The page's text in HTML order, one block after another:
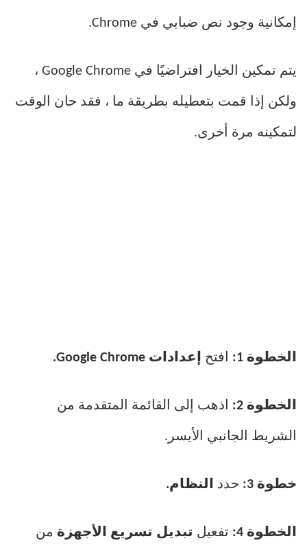
إمكانية وجود نص ضبابي في Chrome.
يتم تمكين الخيار افتراضيًا في Google Chrome ،
ولكن إذا قمت بتعطيله بطريقة ما ، فقد حان الوقت
لتمكينه مرة أخرى.
الخطوة 1: افتح إعدادات Google Chrome.
الخطوة 2: اذهب إلى القائمة المتقدمة من
الشريط الجانبي الأيسر.
خطوة 3: حدد النظام.
الخطوة 4: تفعيل تبديل تسريع الأجهزة من